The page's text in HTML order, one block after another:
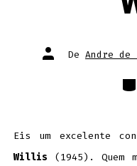
Autor
do De Andre de
Eis um excelente
Willis (1945). Quem